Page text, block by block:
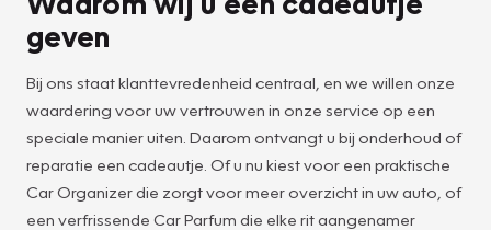
geven
Bij ons staat klanttevredenheid centraal, en we willen onze
waardering voor uw vertrouwen in onze service op een
speciale manier uiten. Daarom ontvangt u bij onderhoud of
reparatie een cadeautje. Of u nu kiest voor een praktische
Car Organizer die zorgt voor meer overzicht in uw auto, of
een verfrissende Car Parfum die elke rit aangenamer